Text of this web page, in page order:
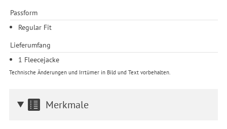
Passform
Regular Fit
Lieferumfang
1 Fleecejacke
Technische Änderungen und Irrtümer in Bild und Text vorbehalten.
Merkmale